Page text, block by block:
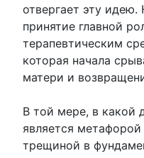
отвергает эту
принятие главной
терапевтическим
которая начала
матери и
В той мере, в какой
является
трещиной в